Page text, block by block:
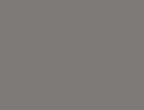
du cancer” reste